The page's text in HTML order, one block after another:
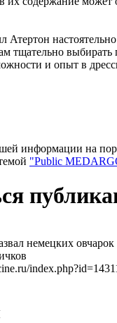
Атертон
тщательно выбирать
и опыт в
информации на
"Public
немецких